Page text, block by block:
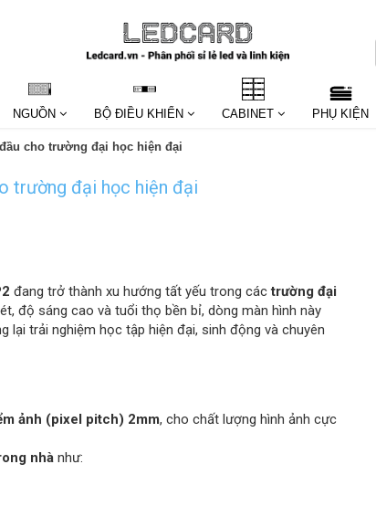
NGUỒN BỘ ĐIỀU KHIỂN CABINET PHỤ KIỆN
cho trường đại học hiện đại
trường đại học hiện đại
đang trở thành xu hướng tất yếu trong cáctrường đại
độ sáng cao và tuổi thọ bền bỉ, dòng màn hình này
trải nghiệm học tập hiện đại, sinh động và chuyên
ảnh (pixel pitch) 2mm, cho chất lượng hình ảnh cực
nhà như: